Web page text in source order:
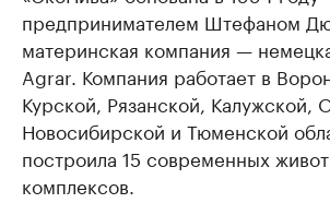
предпринимателем Штефаном
материнская компания —
Agrar. Компания работает в
Курской, Рязанской, Калужской,
Новосибирской и Тюменской
построила 15 современных
комплексов.